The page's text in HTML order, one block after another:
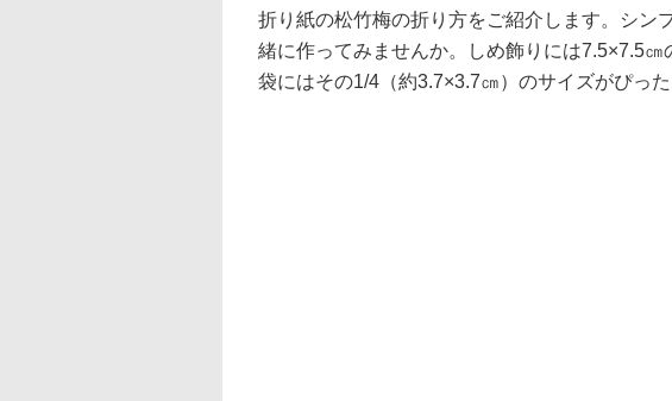
折り紙の松竹梅の折り方をご紹介します。シン
緒に作ってみませんか。しめ飾りには7.5×7.5
袋にはその1/4（約3.7×3.7㎝）のサイズがぴった